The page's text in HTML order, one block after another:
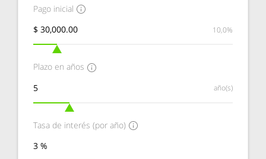
Pago inicial
10,0%
Plazo en años
año(s)
Tasa de interés (por año)